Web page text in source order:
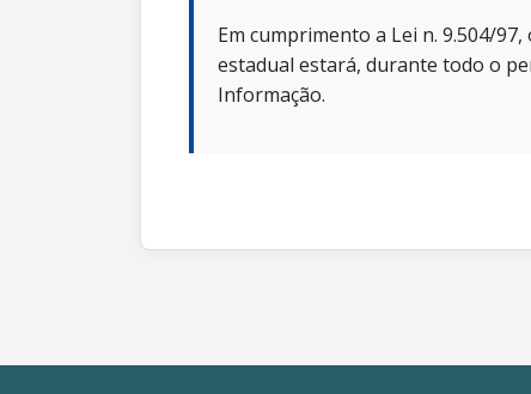
Em cumprimento a Lei n. 9.504/
estadual estará, durante todo o
Informação.